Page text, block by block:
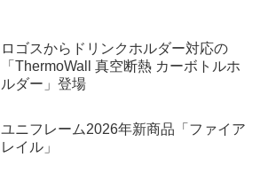
ロゴスからドリンクホルダー対応の
「ThermoWall 真空断熱 カーボトルホ
ルダー」登場
ユニフレーム2026年新商品「ファイア
レイル」